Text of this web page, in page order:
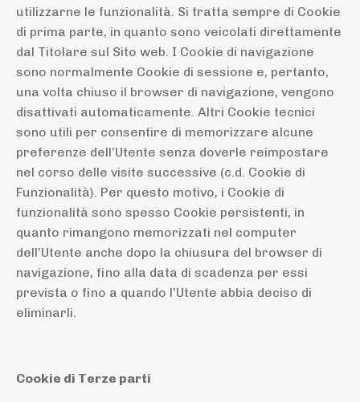
utilizzarne le funzionalità. Si tratta sempre di Cookie
di prima parte, in quanto sono veicolati direttamente
dal Titolare sul Sito web. I Cookie di navigazione
sono normalmente Cookie di sessione e, pertanto,
una volta chiuso il browser di navigazione, vengono
disattivati automaticamente. Altri Cookie tecnici
sono utili per consentire di memorizzare alcune
preferenze dell’Utente senza doverle reimpostare
nel corso delle visite successive (c.d. Cookie di
Funzionalità). Per questo motivo, i Cookie di
funzionalità sono spesso Cookie persistenti, in
quanto rimangono memorizzati nel computer
dell’Utente anche dopo la chiusura del browser di
navigazione, fino alla data di scadenza per essi
prevista o fino a quando l’Utente abbia deciso di
eliminarli.
Cookie di Terze parti